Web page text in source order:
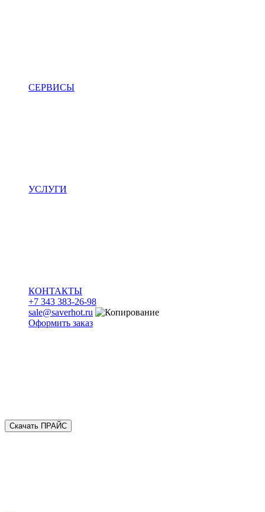
СЕРВИСЫ
УСЛУГИ
КОНТАКТЫ
+7 343 383-26-98
sale@saverhot.ru
Оформить заказ
Скачать ПРАЙС